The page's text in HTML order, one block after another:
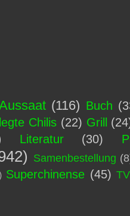
(116) Buch
Chilis (22) Grill
Literatur (30)
Samenbestellung
Superchinense (45) TV